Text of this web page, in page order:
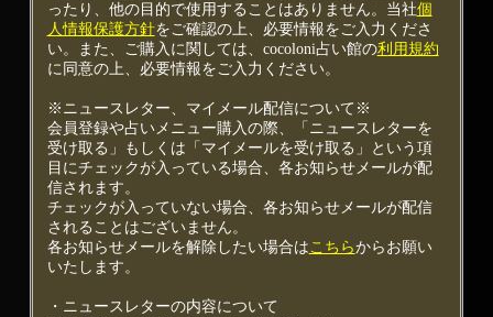
ったり、他の目的で使用することはありません。当社個
人情報保護方針をご確認の上、必要情報をご入力くださ
い。また、ご購入に関しては、cocoloni占い館の利用規約
に同意の上、必要情報をご入力ください。
※ニュースレター、マイメール配信について※
会員登録や占いメニュー購入の際、「ニュースレターを
受け取る」もしくは「マイメールを受け取る」という項
目にチェックが入っている場合、各お知らせメールが配
信されます。
チェックが入っていない場合、各お知らせメールが配信
されることはございません。
各お知らせメールを解除したい場合はこちらからお願い
いたします。
・ニュースレターの内容について